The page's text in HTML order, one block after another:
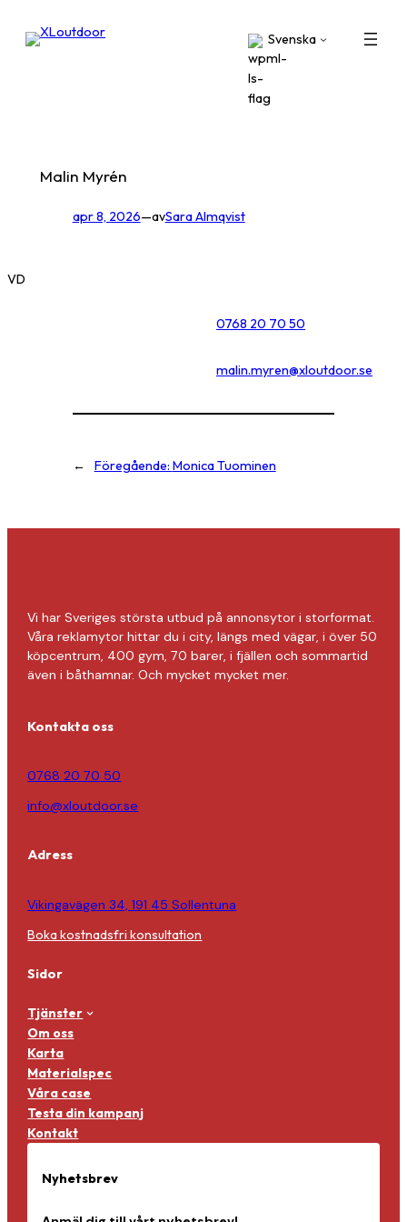
Svenska
Malin Myrén
apr 8, 2026—avSara Almqvist
VD
0768 20 70 50
malin.myren@xloutdoor.se
← Föregående: Monica Tuominen
Vi har Sveriges största utbud på annonsytor i storformat.
Våra reklamytor hittar du i city, längs med vägar, i över 50
köpcentrum, 400 gym, 70 barer, i fjällen och sommartid
även i båthamnar. Och mycket mycket mer.
Kontakta oss
0768 20 70 50
info@xloutdoor.se
Adress
Vikingavägen 34, 191 45 Sollentuna
Boka kostnadsfri konsultation
Sidor
Tjänster
Om oss
Karta
Materialspec
Våra case
Testa din kampanj
Kontakt
Nyhetsbrev